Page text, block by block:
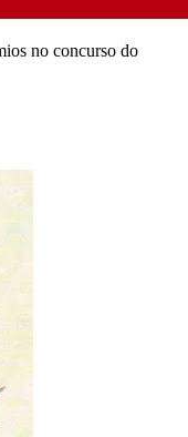
no concurso do